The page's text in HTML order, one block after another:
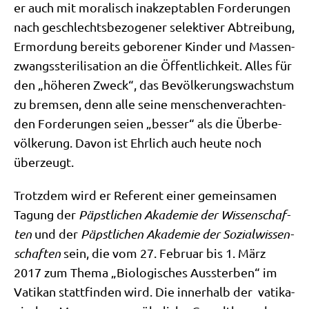
er auch mit mora­lisch inak­zep­ta­blen For­de­run­gen
nach geschlechts­be­zo­ge­ner selek­ti­ver Abtrei­bung,
Ermor­dung bereits gebo­re­ner Kin­der und Mas­sen­
zwangs­ste­ri­li­sa­ti­on an die Öffent­lich­keit. Alles für
den „höhe­ren Zweck“, das Bevöl­ke­rungs­wachs­tum
zu brem­sen, denn alle sei­ne men­schen­ver­ach­ten­
den For­de­run­gen sei­en „bes­ser“ als die Über­be­
völ­ke­rung. Davon ist Ehr­lich auch heu­te noch
überzeugt.
Trotz­dem wird er Refe­rent einer gemein­sa­men
Tagung der Päpst­li­chen Aka­de­mie der Wis­sen­schaf­
ten und der Päpst­li­chen Aka­de­mie der Sozi­al­wis­sen­
schaf­ten sein, die vom 27. Febru­ar bis 1. März
2017 zum The­ma „Bio­lo­gi­sches Aus­ster­ben“ im
Vati­kan statt­fin­den wird. Die inner­halb der vati­ka­